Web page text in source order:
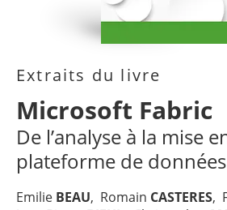
Extraits du livre
Microsoft Fabric
De l’analyse à la mise
plateforme de
Emilie BEAU Romain CASTERES